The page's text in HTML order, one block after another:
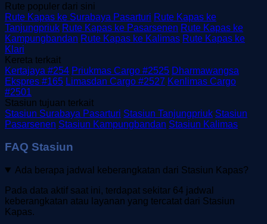
Rute populer dari sini
Rute Kapas ke Surabaya Pasarturi Rute Kapas ke
Tanjungpriuk Rute Kapas ke Pasarsenen Rute Kapas ke
Kampungbandan Rute Kapas ke Kalimas Rute Kapas ke
Klari
Kereta terkait
Kertajaya #254 Priukmas Cargo #2525 Dharmawangsa
Ekspres #165 Limasdan Cargo #2527 Kenlimas Cargo
#2501
Stasiun tujuan terkait
Stasiun Surabaya Pasarturi Stasiun Tanjungpriuk Stasiun
Pasarsenen Stasiun Kampungbandan Stasiun Kalimas
FAQ Stasiun
Ada berapa jadwal keberangkatan dari Stasiun Kapas?
Pada data aktif saat ini, terdapat sekitar 64 jadwal
keberangkatan atau layanan yang tercatat dari Stasiun
Kapas.